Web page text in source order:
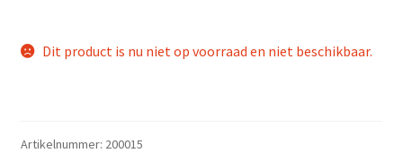
Dit product is nu niet op voorraad en niet beschikbaar.
Artikelnummer: 200015